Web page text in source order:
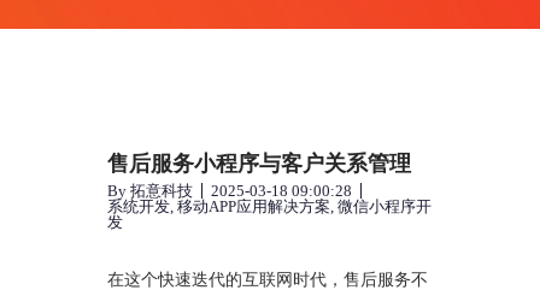
售后服务小程序与客户关系管理
By 拓意科技
2025-03-18 09:00:28
系统开发, 移动APP应用解决方案, 微信小程序开
发
在这个快速迭代的互联网时代，售后服务不